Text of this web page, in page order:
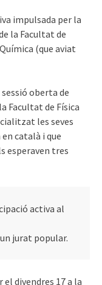
impulsada per la
la Facultat de
(que aviat
oberta de
Facultat de Física
les seves
català i que
esperaven tres
activa al
jurat popular.
el divendres 17 a la